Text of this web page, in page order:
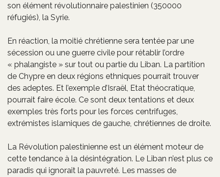
son élément révolutionnaire palestinien (350000
réfugiés), la Syrie.
En réaction, la moitié chrétienne sera tentée par une
sécession ou une guerre civile pour rétablir l’ordre
« phalangiste » sur tout ou partie du Liban. La partition
de Chypre en deux régions ethniques pourrait trouver
des adeptes. Et l’exemple d’Israël, Etat théocratique,
pourrait faire école. Ce sont deux tentations et deux
exemples très forts pour les forces centrifuges,
extrémistes islamiques de gauche, chrétiennes de droite.
La Révolution palestinienne est un élément moteur de
cette tendance à la désintégration. Le Liban n’est plus ce
paradis qui ignorait la pauvreté. Les masses de